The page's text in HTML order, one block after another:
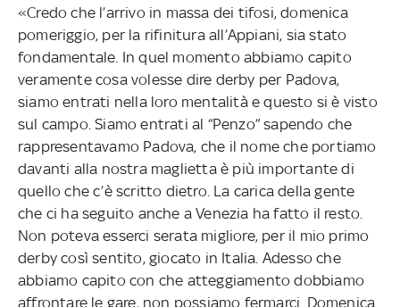
«Credo che l’arrivo in massa dei tifosi, domenica
pomeriggio, per la rifinitura all’Appiani, sia stato
fondamentale. In quel momento abbiamo capito
veramente cosa volesse dire derby per Padova,
siamo entrati nella loro mentalità e questo si è visto
sul campo. Siamo entrati al “Penzo” sapendo che
rappresentavamo Padova, che il nome che portiamo
davanti alla nostra maglietta è più importante di
quello che c’è scritto dietro. La carica della gente
che ci ha seguito anche a Venezia ha fatto il resto.
Non poteva esserci serata migliore, per il mio primo
derby così sentito, giocato in Italia. Adesso che
abbiamo capito con che atteggiamento dobbiamo
affrontare le gare, non possiamo fermarci. Domenica